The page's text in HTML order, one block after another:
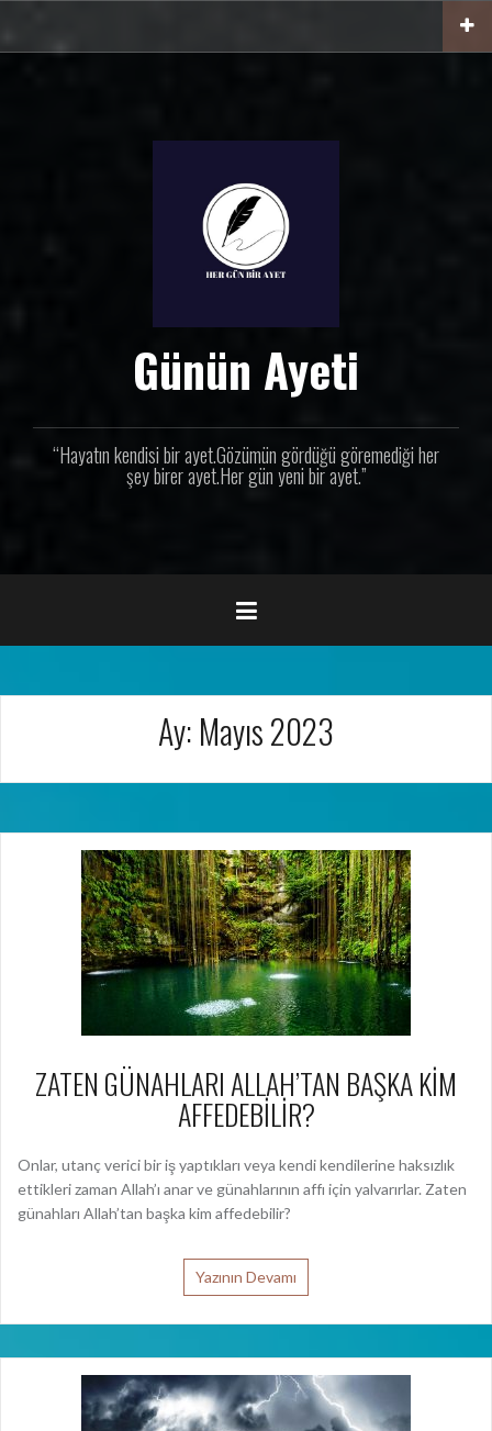
Günün Ayeti
“Hayatın kendisi bir ayet.Gözümün gördüğü göremediği her
şey birer ayet.Her gün yeni bir ayet.”
Ay: Mayıs 2023
ZATEN GÜNAHLARI ALLAH’TAN BAŞKA KİM
AFFEDEBİLİR?
Onlar, utanç verici bir iş yaptıkları veya kendi kendilerine haksızlık
ettikleri zaman Allah’ı anar ve günahlarının affı için yalvarırlar. Zaten
günahları Allah’tan başka kim affedebilir?
Yazının Devamı